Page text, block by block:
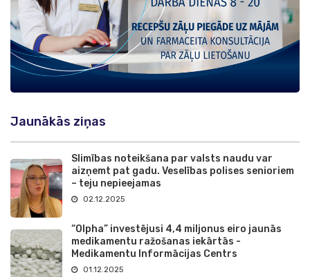
Jaunākās ziņas
Slimības noteikšana par valsts naudu var
aizņemt pat gadu. Veselības polises senioriem
– teju nepieejamas
02.12.2025
“Olpha” investējusi 4,4 miljonus eiro jaunās
medikamentu ražošanas iekārtās -
Medikamentu Informācijas Centrs
01.12.2025